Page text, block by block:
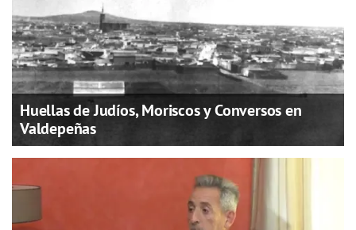
Huellas de Judíos, Moriscos y Conversos en
Valdepeñas